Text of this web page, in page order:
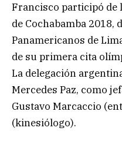
Francisco participó de
de Cochabamba 2018,
Panamericanos de
de su primera cita
La delegación
Mercedes Paz, como
Gustavo Marcaccio
(kinesiólogo).